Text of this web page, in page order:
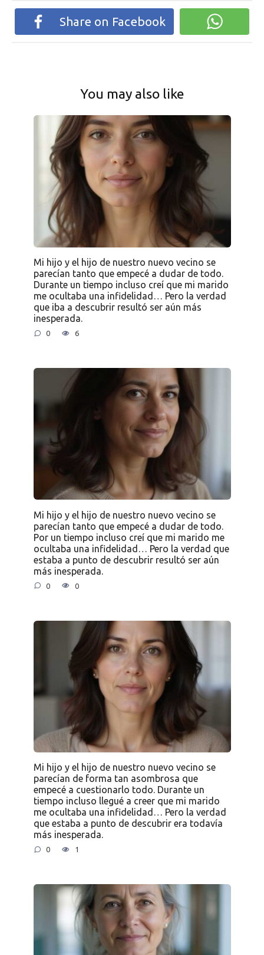
Share on Facebook
You may also like
Mi hijo y el hijo de nuestro nuevo vecino se
parecían tanto que empecé a dudar de todo.
Durante un tiempo incluso creí que mi marido
me ocultaba una infidelidad… Pero la verdad
que iba a descubrir resultó ser aún más
inesperada.
0 6
Mi hijo y el hijo de nuestro nuevo vecino se
parecían tanto que empecé a dudar de todo.
Por un tiempo incluso creí que mi marido me
ocultaba una infidelidad… Pero la verdad que
estaba a punto de descubrir resultó ser aún
más inesperada.
0 0
Mi hijo y el hijo de nuestro nuevo vecino se
parecían de forma tan asombrosa que
empecé a cuestionarlo todo. Durante un
tiempo incluso llegué a creer que mi marido
me ocultaba una infidelidad… Pero la verdad
que estaba a punto de descubrir era todavía
más inesperada.
0 1